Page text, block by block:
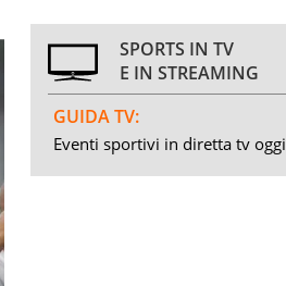
SPORTS IN TV
E IN STREAMING
GUIDA TV:
Eventi sportivi in diretta tv oggi